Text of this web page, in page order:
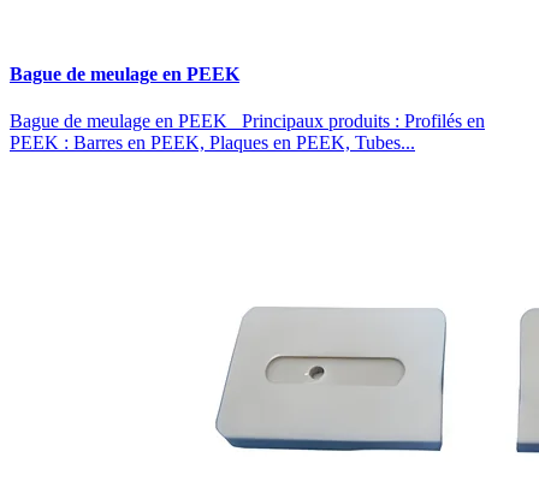
Bague de meulage en PEEK
Bague de meulage en PEEK Principaux produits : Profilés en
PEEK : Barres en PEEK, Plaques en PEEK, Tubes...